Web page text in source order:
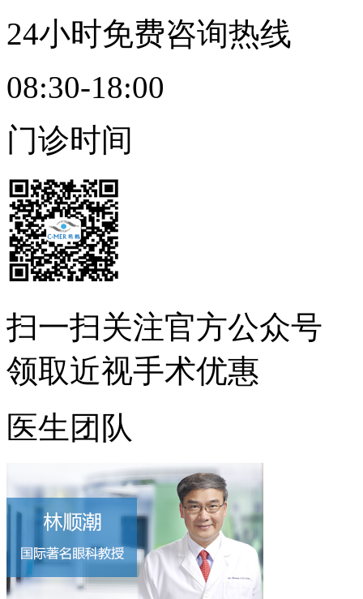
24小时免费咨询热线
08:30-18:00
门诊时间
扫一扫关注官方公众号
领取近视手术优惠
医生团队